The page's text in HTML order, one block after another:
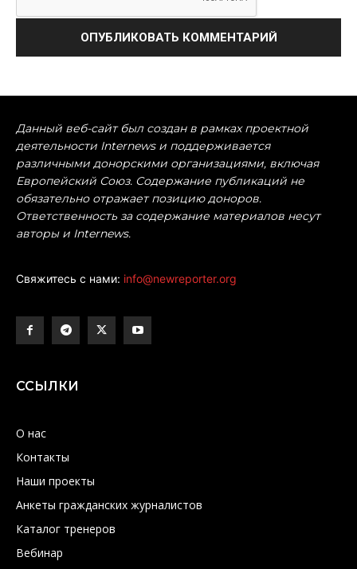
Данный веб-сайт был создан в рамках проектной
деятельности Internews и поддерживается
различными донорскими организациями, включая
Европейский Союз. Содержание публикаций не
обязательно отражает позицию доноров.
Ответственность за содержание материалов несут
авторы и Internews.
Свяжитесь с нами: info@newreporter.org
ССЫЛКИ
О нас
Контакты
Наши проекты
Анкеты гражданских журналистов
Каталог тренеров
Вебинар